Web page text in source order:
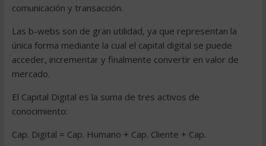
comunicación y transacción.
Las b-webs son de gran utilidad, ya que representan la
única forma mediante la cual el capital digital se puede
acceder, incrementar y finalmente convertir en valor de
mercado.
El Capital Digital es la suma de tres activos de
conocimiento:
Cap. Digital = Cap. Humano + Cap. Cliente + Cap.